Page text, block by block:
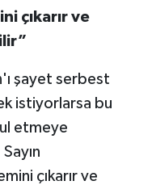
çıkarır ve
şayet serbest
istiyorlarsa bu
etmeye
çıkarır ve